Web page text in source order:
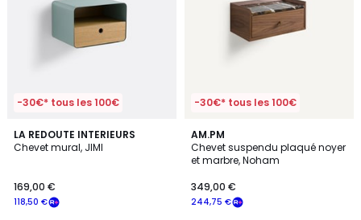
-30€* tous les 100€
LA REDOUTE INTERIEURS
Chevet mural, JIMI
118,50 €
169,00 €
4,6
/ 5
3
Couleurs
-30€* tous les 100€
AM.PM
Chevet suspendu plaqué noyer
et marbre, Noham
244,75 €
349,00 €
4,7
/ 5